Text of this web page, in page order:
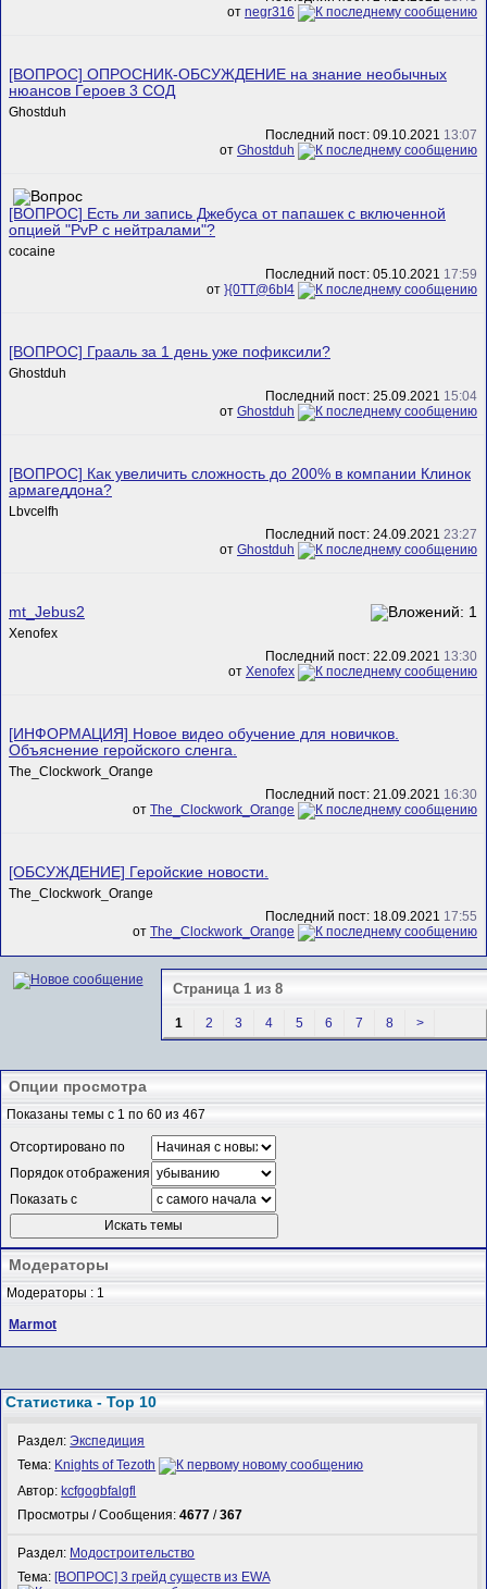
от negr316
[ВОПРОС] ОПРОСНИК-ОБСУЖДЕНИЕ на знание необычных
нюансов Героев 3 СОД
Ghostduh
Последний пост: 09.10.2021 13:07
от Ghostduh
[ВОПРОС] Есть ли запись Джебуса от папашек с включенной
опцией "PvP с нейтралами"?
cocaine
Последний пост: 05.10.2021 17:59
от }{0TT@6bI4
[ВОПРОС] Грааль за 1 день уже пофиксили?
Ghostduh
Последний пост: 25.09.2021 15:04
от Ghostduh
[ВОПРОС] Как увеличить сложность до 200% в компании Клинок
армагеддона?
Lbvcelfh
Последний пост: 24.09.2021 23:27
от Ghostduh
mt_Jebus2
Xenofex
Последний пост: 22.09.2021 13:30
от Xenofex
[ИНФОРМАЦИЯ] Новое видео обучение для новичков.
Объяснение геройского сленга.
The_Clockwork_Orange
Последний пост: 21.09.2021 16:30
от The_Clockwork_Orange
[ОБСУЖДЕНИЕ] Геройские новости.
The_Clockwork_Orange
Последний пост: 18.09.2021 17:55
от The_Clockwork_Orange
Страница 1 из 8
1 2 3 4 5 6 7 8 >
Опции просмотра
Показаны темы с 1 по 60 из 467
Отсортировано по
Порядок отображения
Показать с
Модераторы
Модераторы : 1
Marmot
Статистика - Top 10
Раздел:Экспедиция
Тема: Knights of Tezoth
Автор: kcfgogbfalgfl
Просмотры / Сообщения:4677 /367
Раздел: Модостроительство
Тема: [ВОПРОС] 3 грейд существ из EWA